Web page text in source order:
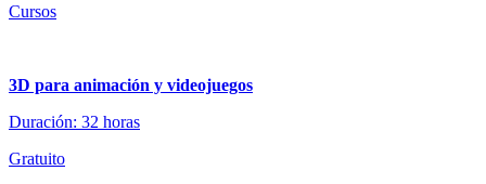
Cursos
3D para animación y videojuegos
Duración: 32 horas
Gratuito